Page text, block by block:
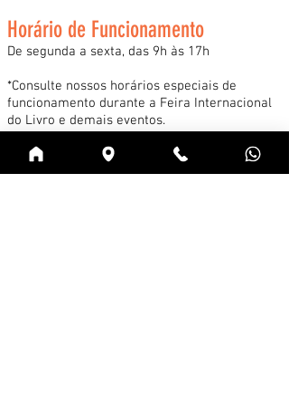
Horário de Funcionamento
De segunda a sexta, das 9h às 17h
*Consulte nossos horários especiais de
funcionamento durante a Feira Internacional
do Livro e demais eventos.